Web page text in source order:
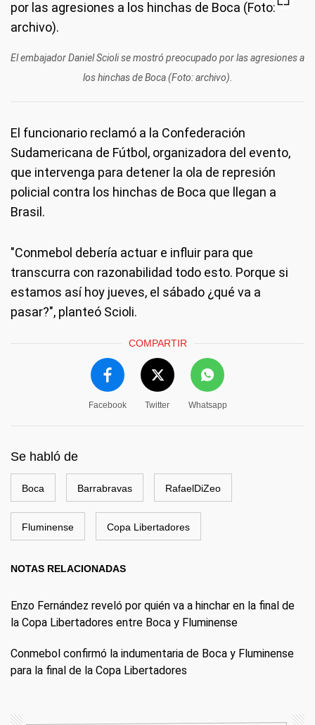
El embajador Daniel Scioli se mostró preocupado por las agresiones a
los hinchas de Boca (Foto: archivo).
El funcionario reclamó a la Confederación
Sudamericana de Fútbol, organizadora del evento,
que intervenga para detener la ola de represión
policial contra los hinchas de Boca que llegan a
Brasil.
"Conmebol debería actuar e influir para que
transcurra con razonabilidad todo esto. Porque si
estamos así hoy jueves, el sábado ¿qué va a
pasar?", planteó Scioli.
COMPARTIR
Facebook Twitter Whatsapp
Se habló de
Boca Barrabravas RafaelDiZeo
Fluminense Copa Libertadores
NOTAS RELACIONADAS
Enzo Fernández reveló por quién va a hinchar en la final de
la Copa Libertadores entre Boca y Fluminense
Conmebol confirmó la indumentaria de Boca y Fluminense
para la final de la Copa Libertadores